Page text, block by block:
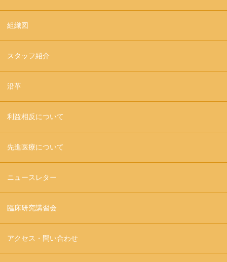
組織図
スタッフ紹介
沿革
利益相反について
先進医療について
ニュースレター
臨床研究講習会
アクセス・問い合わせ